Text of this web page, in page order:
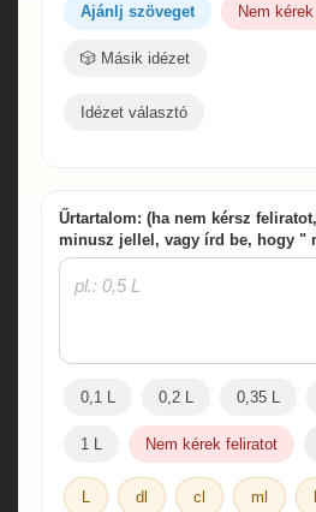
Ajánlj szöveget Nem
🎲 Másik idézet
Idézet választó
Űrtartalom: (ha nem kérsz
minusz jellel, vagy írd be, hogy "
0,1 L 0,2 L 0,35 L
1 L Nem kérek feliratot
L dl cl ml